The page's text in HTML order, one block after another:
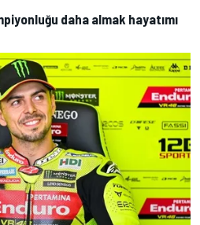
daha almak hayatımı